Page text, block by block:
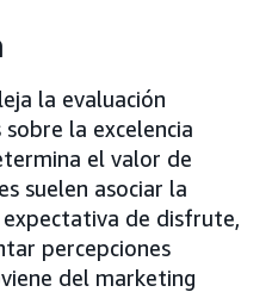
la evaluación
la excelencia
el valor de
suelen asociar la
de disfrute,
percepciones
del marketing